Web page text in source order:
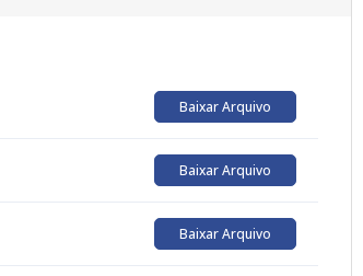
Baixar Arquivo
Baixar Arquivo
Baixar Arquivo